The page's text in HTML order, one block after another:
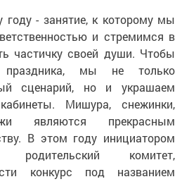
- занятие, к которому мы
и стремимся в
частичку своей души. Чтобы
праздника, мы не только
сценарий, но и украшаем
Мишура, снежинки,
являются прекрасным
В этом году инициатором
комитет,
конкурс под названием